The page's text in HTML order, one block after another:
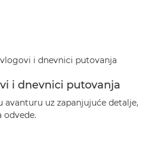
i dnevnici putovanja
avanturu uz zapanjujuće detalje,
odvede.